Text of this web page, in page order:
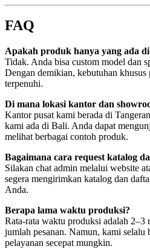
FAQ
Apakah produk hanya yang ada
Tidak. Anda bisa custom model dan
Dengan demikian, kebutuhan khusus
terpenuhi.
Di mana lokasi kantor dan
Kantor pusat kami berada di
kami ada di Bali. Anda dapat
melihat berbagai contoh produk.
Bagaimana cara request katalog
Silakan chat admin melalui website
segera mengirimkan katalog dan
Anda.
Berapa lama waktu produksi?
Rata-rata waktu produksi adalah 2–3
jumlah pesanan. Namun, kami selalu
pelayanan secepat mungkin.